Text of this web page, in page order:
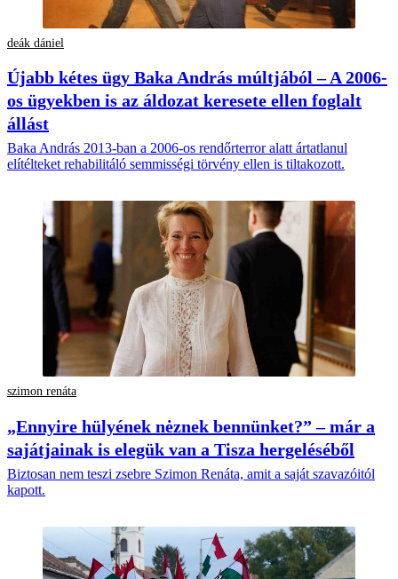
deák dániel
Újabb kétes ügy Baka András múltjából – A 2006-
os ügyekben is az áldozat keresete ellen foglalt
állást
Baka András 2013-ban a 2006-os rendőrterror alatt ártatlanul
elítélteket rehabilitáló semmisségi törvény ellen is tiltakozott.
szimon renáta
„Ennyire hülyének nėznek bennünket?” – már a
sajátjainak is elegük van a Tisza hergeléséből
Biztosan nem teszi zsebre Szimon Renáta, amit a saját szavazóitól
kapott.